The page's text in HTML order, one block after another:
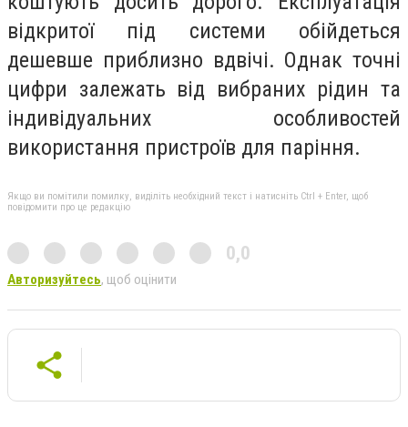
відкритої під системи обійдеться
дешевше приблизно вдвічі. Однак точні
цифри залежать від вибраних рідин та
індивідуальних особливостей
використання пристроїв для паріння.
Якщо ви помітили помилку, виділіть необхідний текст і натисніть Ctrl + Enter, щоб
повідомити про це редакцію
0,0
Авторизуйтесь, щоб оцінити